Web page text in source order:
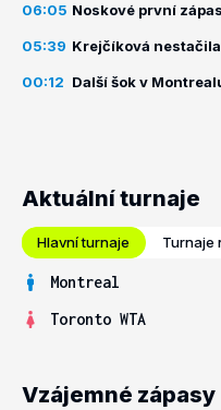
06:05 Noskové první
05:39 Krejčíková
00:12 Další šok v
Aktuální turnaje
Hlavní turnaje Turnaje
Montreal
Toronto WTA
Vzájemné zápasy